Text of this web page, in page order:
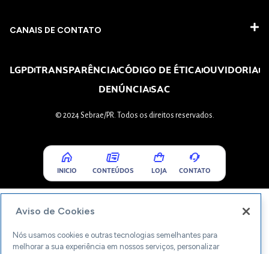
CANAIS DE CONTATO
LGPDTRANSPARÊNCIACÓDIGO DE ÉTICAOUVIDORIA
DENÚNCIASAC
© 2024 Sebrae/PR. Todos os direitos reservados.
INICIO CONTEÚDOS LOJA CONTATO
Aviso de Cookies
Nós usamos cookies e outras tecnologias semelhantes para
melhorar a sua experiência em nossos serviços, personalizar